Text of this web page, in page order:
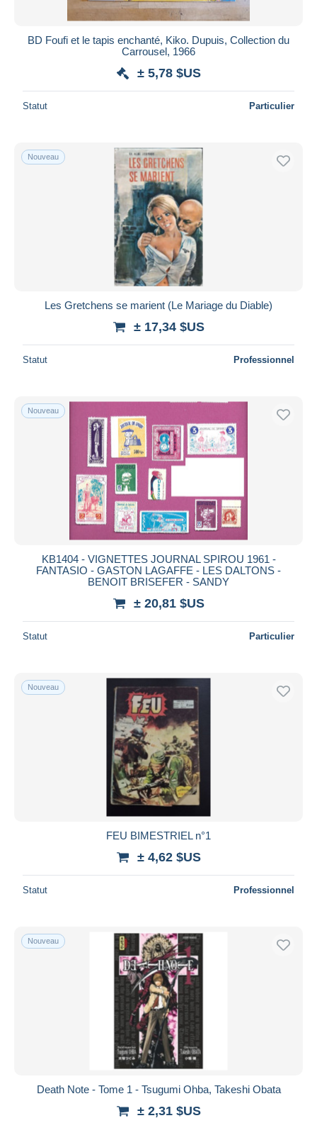
BD Foufi et le tapis enchanté, Kiko. Dupuis, Collection du
Carrousel, 1966
± 5,78 $US
Statut Particulier
Nouveau
Les Gretchens se marient (Le Mariage du Diable)
± 17,34 $US
Statut Professionnel
Nouveau
KB1404 - VIGNETTES JOURNAL SPIROU 1961 -
FANTASIO - GASTON LAGAFFE - LES DALTONS -
BENOIT BRISEFER - SANDY
± 20,81 $US
Statut Particulier
Nouveau
FEU BIMESTRIEL n°1
± 4,62 $US
Statut Professionnel
Nouveau
Death Note - Tome 1 - Tsugumi Ohba, Takeshi Obata
± 2,31 $US